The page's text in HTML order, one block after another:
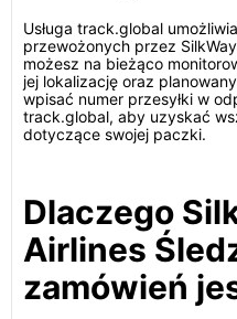
Usługa track.global
przewożonych przez
możesz na bieżąco
jej lokalizację oraz
wpisać numer przesyłki w
track.global, aby uzyskać
dotyczące swojej paczki.
Dlaczego
Airlines
zamówień